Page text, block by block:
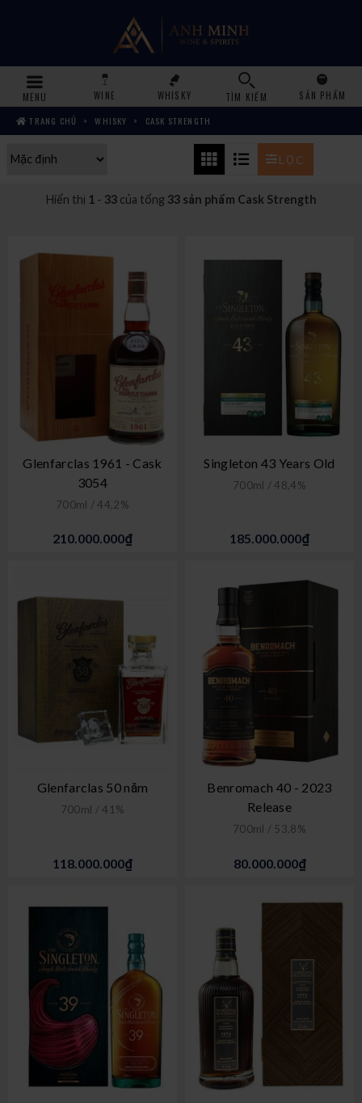
MENU WINE WHISKY TÌM KIẾM
SẢN PHẨM
TRANG CHỦ
WHISKY CASK STRENGTH
Hiển thị 1 - 33của tổng 33 sản phẩm Cask Strength
LỌC
Glenfarclas 1961 - Cask
3054
700ml / 44,2%
210.000.000₫
Singleton 43 Years Old
700ml / 48,4%
185.000.000₫
Glenfarclas 50 năm
700ml / 41%
118.000.000₫
Benromach 40 - 2023
Release
700ml / 53,8%
80.000.000₫